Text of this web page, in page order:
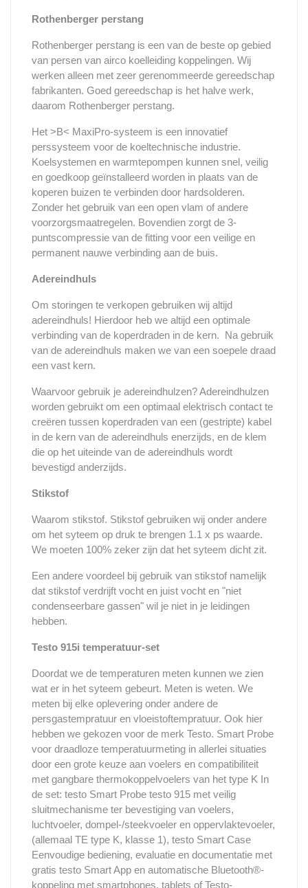
Rothenberger perstang
Rothenberger perstang is een van de beste op gebied
van persen van airco koelleiding koppelingen. Wij
werken alleen met zeer gerenommeerde gereedschap
fabrikanten. Goed gereedschap is het halve werk,
daarom Rothenberger perstang.
Het >B< MaxiPro-systeem is een innovatief
perssysteem voor de koeltechnische industrie.
Koelsystemen en warmtepompen kunnen snel, veilig
en goedkoop geïnstalleerd worden in plaats van de
koperen buizen te verbinden door hardsolderen.
Zonder het gebruik van een open vlam of andere
voorzorgsmaatregelen. Bovendien zorgt de 3-
puntscompressie van de fitting voor een veilige en
permanent nauwe verbinding aan de buis.
Adereindhuls
Om storingen te verkopen gebruiken wij altijd
adereindhuls! Hierdoor heb we altijd een optimale
verbinding van de koperdraden in de kern. Na gebruik
van de adereindhuls maken we van een soepele draad
een vast kern.
Waarvoor gebruik je adereindhulzen? Adereindhulzen
worden gebruikt om een optimaal elektrisch contact te
creëren tussen koperdraden van een (gestripte) kabel
in de kern van de adereindhuls enerzijds, en de klem
die op het uiteinde van de adereindhuls wordt
bevestigd anderzijds.
Stikstof
Waarom stikstof. Stikstof gebruiken wij onder andere
om het syteem op druk te brengen 1.1 x ps waarde.
We moeten 100% zeker zijn dat het syteem dicht zit.
Een andere voordeel bij gebruik van stikstof namelijk
dat stikstof verdrijft vocht en juist vocht en "niet
condenseerbare gassen" wil je niet in je leidingen
hebben.
Testo 915i temperatuur-set
Doordat we de temperaturen meten kunnen we zien
wat er in het syteem gebeurt. Meten is weten. We
meten bij elke oplevering onder andere de
persgastempratuur en vloeistoftempratuur. Ook hier
hebben we gekozen voor de merk Testo. Smart Probe
voor draadloze temperatuurmeting in allerlei situaties
door een grote keuze aan voelers en compatibiliteit
met gangbare thermokoppelvoelers van het type K In
de set: testo Smart Probe testo 915 met veilig
sluitmechanisme ter bevestiging van voelers,
luchtvoeler, dompel-/steekvoeler en oppervlaktevoeler,
(allemaal TE type K, klasse 1), testo Smart Case
Eenvoudige bediening, evaluatie en documentatie met
gratis testo Smart App en automatische Bluetooth®-
koppeling met smartphones, tablets of Testo-